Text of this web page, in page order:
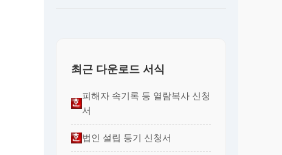
최근 다운로드 서식
피해자 속기록 등 열람복사 신청
서
법인 설립 등기 신청서